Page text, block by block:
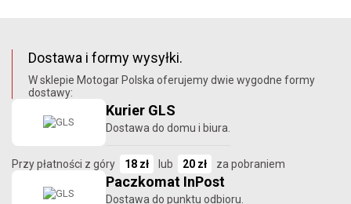
Dostawa i formy wysyłki.
W sklepie Motogar Polska oferujemy dwie wygodne formy
dostawy:
Kurier GLS
Dostawa do domu i biura.
Przy płatności z góry 18 zł lub 20 zł za pobraniem
Paczkomat InPost
Dostawa do punktu odbioru.